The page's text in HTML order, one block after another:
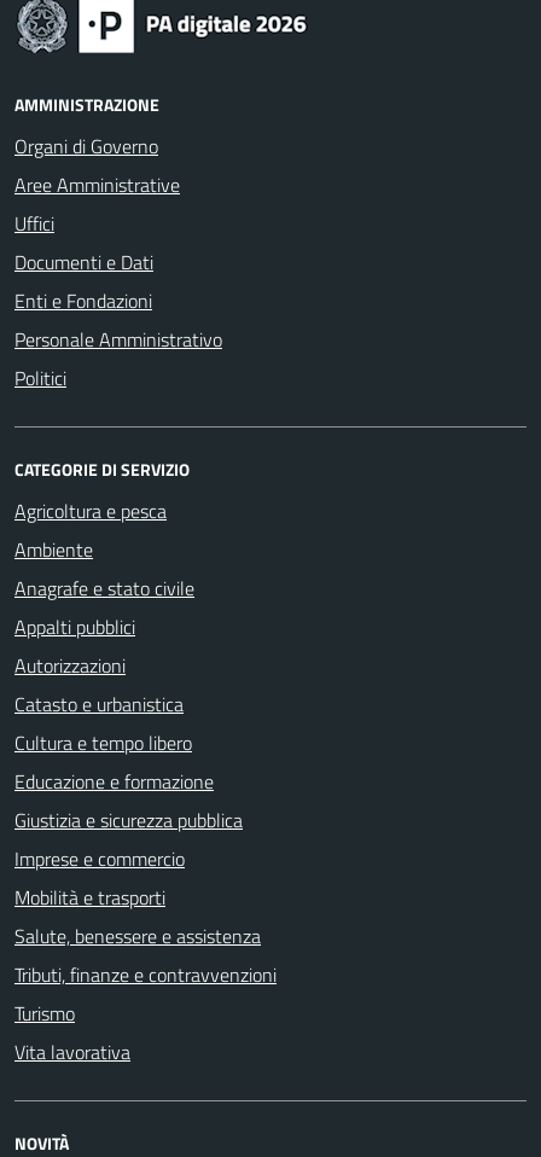
AMMINISTRAZIONE
Organi di Governo
Aree Amministrative
Uffici
Documenti e Dati
Enti e Fondazioni
Personale Amministrativo
Politici
CATEGORIE DI SERVIZIO
Agricoltura e pesca
Ambiente
Anagrafe e stato civile
Appalti pubblici
Autorizzazioni
Catasto e urbanistica
Cultura e tempo libero
Educazione e formazione
Giustizia e sicurezza pubblica
Imprese e commercio
Mobilità e trasporti
Salute, benessere e assistenza
Tributi, finanze e contravvenzioni
Turismo
Vita lavorativa
NOVITÀ